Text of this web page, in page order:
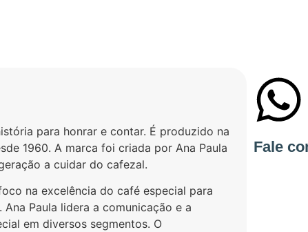
para honrar e contar. É produzido na
1960. A marca foi criada por Ana Paula
a cuidar do cafezal.
na excelência do café especial para
Paula lidera a comunicação e a
em diversos segmentos. O
Fale